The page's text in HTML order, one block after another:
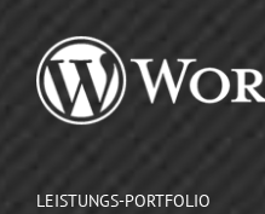
LEISTUNGS-PORTFOLIO